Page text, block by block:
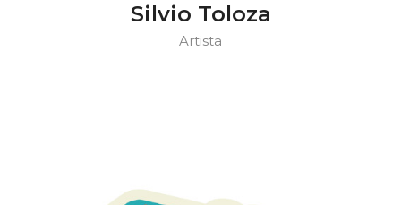
Silvio Toloza
Artista